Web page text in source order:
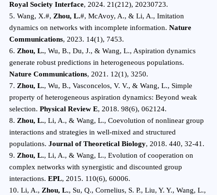
Royal Society Interface, 2024. 21(212), 20230723.
5. Wang, X.#, Zhou, L.#, McAvoy, A., & Li, A., Imitation
dynamics on networks with incomplete information. Nature
Communications, 2023. 14(1), 7453.
6. Zhou, L., Wu, B., Du, J., & Wang, L., Aspiration dynamics
generate robust predictions in heterogeneous populations.
Nature Communications, 2021. 12(1), 3250.
7. Zhou, L., Wu, B., Vasconcelos, V. V., & Wang, L., Simple
property of heterogeneous aspiration dynamics: Beyond weak
selection. Physical Review E, 2018. 98(6), 062124.
8. Zhou, L., Li, A., & Wang, L., Coevolution of nonlinear group
interactions and strategies in well-mixed and structured
populations. Journal of Theoretical Biology, 2018. 440, 32-41.
9. Zhou, L., Li, A., & Wang, L., Evolution of cooperation on
complex networks with synergistic and discounted group
interactions. EPL, 2015. 110(6), 60006.
10. Li, A., Zhou, L., Su, Q., Cornelius, S. P., Liu, Y. Y., Wang, L.,